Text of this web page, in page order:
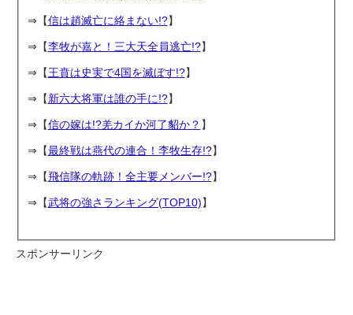
⇒【信は趙滅亡に絡まない!?】
⇒【李牧が嘉と！三大天全員逃亡!?】
⇒【王賁は史実で4国を滅ぼす!?】
⇒【新六大将軍は誰の手に!?】
⇒【信の嫁は!?羌カイか河了貂か？ 】
⇒【最終戦は燕代の連合！李牧生存!?】
⇒【飛信隊の軌跡！全主要メンバー!?】
⇒【武将の強さランキング(TOP10)】
スポンサーリンク